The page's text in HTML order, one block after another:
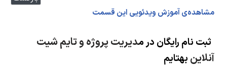
مشاهده‌ی آموزش ویدئویی این قسمت
ثبت نام رایگان در مدیریت پروژه و تایم شیت
آنلاین بهتایم